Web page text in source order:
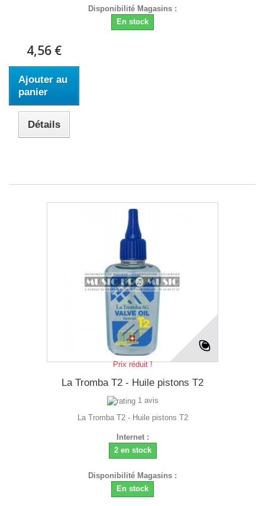
Disponibilité Magasins :
En stock
4,56 €
Ajouter au
panier
Détails
Prix réduit !
La Tromba T2 - Huile pistons T2
1 avis
La Tromba T2 - Huile pistons T2
Internet :
2 en stock
Disponibilité Magasins :
En stock